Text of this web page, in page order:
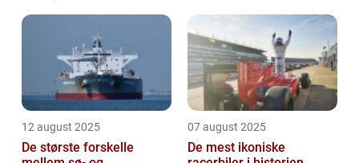
12 august 2025
De største forskelle
07 august 2025
De mest ikoniske